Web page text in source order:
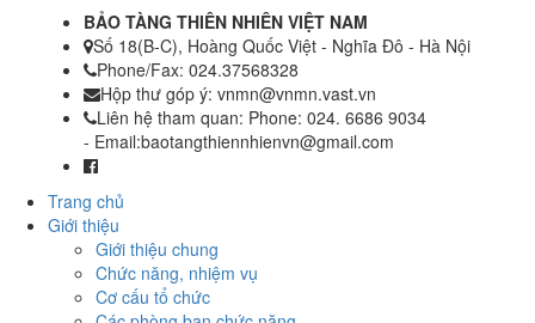
BẢO TÀNG THIÊN NHIÊN VIỆT NAM
Số 18(B-C), Hoàng Quốc Việt - Nghĩa Đô - Hà Nội
Phone/Fax: 024.37568328
Hộp thư góp ý: vnmn@vnmn.vast.vn
Liên hệ tham quan: Phone: 024. 6686 9034
- Email:baotangthiennhienvn@gmail.com
Trang chủ
Giới thiệu
Giới thiệu chung
Chức năng, nhiệm vụ
Cơ cấu tổ chức